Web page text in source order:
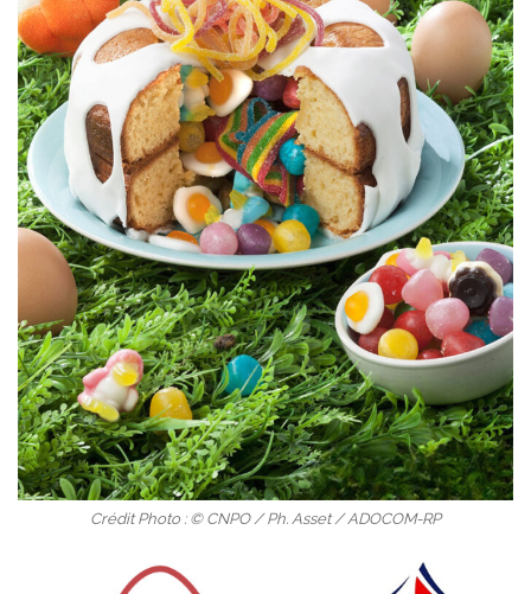
Crédit Photo : © CNPO / Ph. Asset / ADOCOM-RP